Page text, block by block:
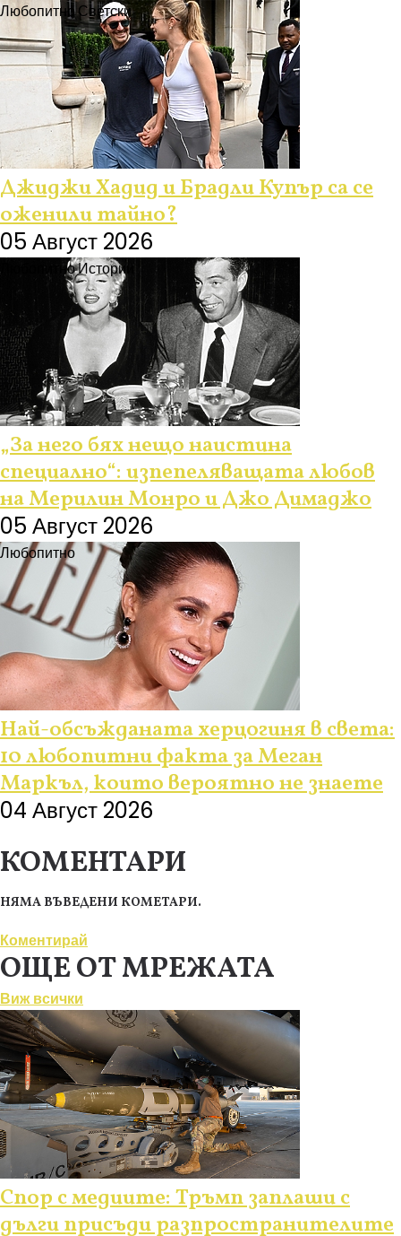
ЛюбопитноСветски
Джиджи Хадид и Брадли Купър са се
оженили тайно?
05 Август 2026
ЛюбопитноИстории
„За него бях нещо наистина
специално“: изпепеляващата любов
на Мерилин Монро и Джо Димаджо
05 Август 2026
Любопитно
Най-обсъжданата херцогиня в света:
10 любопитни факта за Меган
Маркъл, които вероятно не знаете
04 Август 2026
КОМЕНТАРИ
НЯМА ВЪВЕДЕНИ КОМЕТАРИ.
Коментирай
ОЩЕ ОТ МРЕЖАТА
Виж всички
Спор с медиите: Тръмп заплаши с
дълги присъди разпространителите